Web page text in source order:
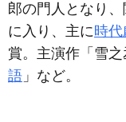
郎の門人となり、
に入り、主に時代
賞。主演作「雪之
語 」など。